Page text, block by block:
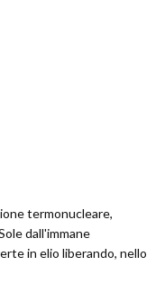
termonucleare,
dall'immane
in elio liberando, nello